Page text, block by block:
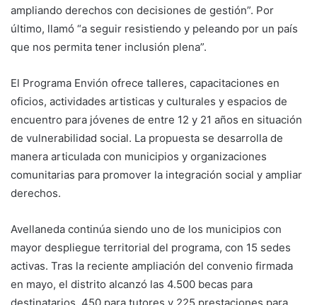
ampliando derechos con decisiones de gestión”. Por
último, llamó “a seguir resistiendo y peleando por un país
que nos permita tener inclusión plena”.
El Programa Envión ofrece talleres, capacitaciones en
oficios, actividades artisticas y culturales y espacios de
encuentro para jóvenes de entre 12 y 21 años en situación
de vulnerabilidad social. La propuesta se desarrolla de
manera articulada con municipios y organizaciones
comunitarias para promover la integración social y ampliar
derechos.
Avellaneda continúa siendo uno de los municipios con
mayor despliegue territorial del programa, con 15 sedes
activas. Tras la reciente ampliación del convenio firmada
en mayo, el distrito alcanzó las 4.500 becas para